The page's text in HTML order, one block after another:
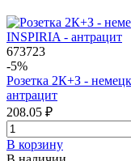
673723
-5%
Розетка 2К+З -
антрацит
208.05 ₽
В корзинy